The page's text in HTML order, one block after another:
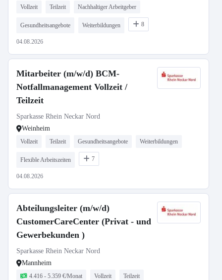
Vollzeit Teilzeit Nachhaltiger Arbeitgeber
Gesundheitsangebote Weiterbildungen 8
04.08.2026
Mitarbeiter (m/w/d) BCM-
Notfallmanagement Vollzeit /
Teilzeit
Sparkasse Rhein Neckar Nord
Weinheim
Vollzeit Teilzeit Gesundheitsangebote Weiterbildungen
Flexible Arbeitszeiten 7
04.08.2026
Abteilungsleiter (m/w/d)
CustomerCareCenter (Privat - und
Gewerbekunden )
Sparkasse Rhein Neckar Nord
Mannheim
4.416 - 5.359 €/Monat Vollzeit Teilzeit